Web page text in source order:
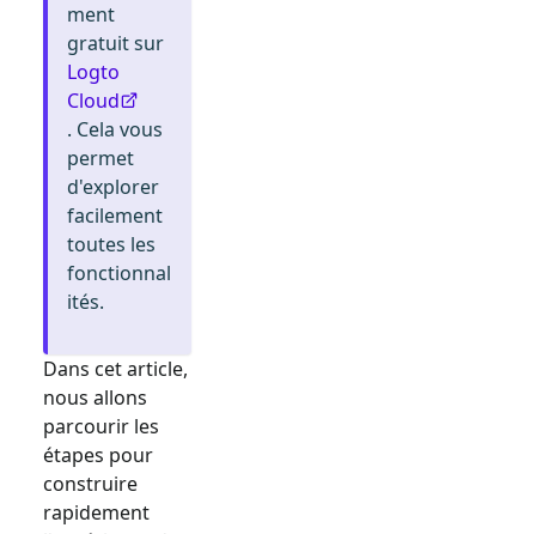
ment
gratuit sur
Logto
Cloud
. Cela vous
permet
d'explorer
facilement
toutes les
fonctionnal
ités.
Dans cet article,
nous allons
parcourir les
étapes pour
construire
rapidement